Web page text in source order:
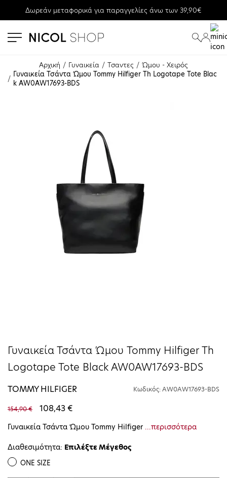
Δωρεάν μεταφορικά για παραγγελίες άνω των 39,90€
Αρχική Γυναικεία Τσαντες
Ώμου - Χειρός
Γυναικεία Τσάντα Ώμου Tommy Hilfiger Th Logotape Tote Blac
k AW0AW17693-BDS
Γυναικεία Τσάντα Ώμου Tommy Hilfiger Th
Logotape Tote Black AW0AW17693-BDS
TOMMY HILFIGER Κωδικός: AW0AW17693-BDS
154,90 € 108,43 €
Γυναικεία Τσάντα Ώμου Tommy Hilfiger ...περισσότερα
Διαθεσιμότητα: Επιλέξτε Μέγεθος
ONE SIZE